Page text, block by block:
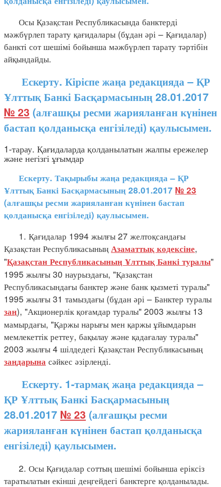
Осы Қазақстан Республикасында банктерді
мәжбүрлеп тарату қағидалары (бұдан әрі – Қағидалар)
банкті сот шешімі бойынша мәжбүрлеп тарату тәртібін
айқындайды.
Ескерту. Кіріспе жаңа редакцияда – ҚР
Ұлттық Банкі Басқармасының 28.01.2017
№ 23 (алғашқы ресми жарияланған күнінен
бастап қолданысқа енгізіледі) қаулысымен.
1-тарау. Қағидаларда қолданылатын жалпы ережелер
және негізгі ұғымдар
Ескерту. Тақырыбы жаңа редакцияда – ҚР
Ұлттық Банкі Басқармасының 28.01.2017 № 23
(алғашқы ресми жарияланған күнінен бастап
қолданысқа енгізіледі) қаулысымен.
1. Қағидалар 1994 жылғы 27 желтоқсандағы
Қазақстан Республикасының Азаматтық кодексіне,
"Қазақстан Республикасының Ұлттық Банкі туралы"
1995 жылғы 30 наурыздағы, "Қазақстан
Республикасындағы банктер және банк қызметі туралы"
1995 жылғы 31 тамыздағы (бұдан әрі – Банктер туралы
заң), "Акционерлік қоғамдар туралы" 2003 жылғы 13
мамырдағы, "Қаржы нарығы мен қаржы ұйымдарын
мемлекеттік реттеу, бақылау және қадағалау туралы"
2003 жылғы 4 шілдедегі Қазақстан Республикасының
заңдарына сәйкес әзірленді.
Ескерту. 1-тармақ жаңа редакцияда –
ҚР Ұлттық Банкі Басқармасының
28.01.2017 № 23 (алғашқы ресми
жарияланған күнінен бастап қолданысқа
енгізіледі) қаулысымен.
2. Осы Қағидалар соттың шешімі бойынша еріксіз
таратылатын екінші деңгейдегі банктерге қолданылады.